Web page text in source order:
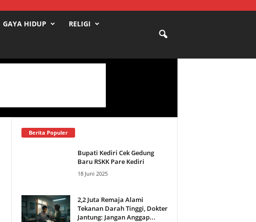
GAYA HIDUP RELIGI
Berita Populer
Bupati Kediri Cek Gedung
Baru RSKK Pare Kediri
18 Juni 2025
2,2 Juta Remaja Alami
Tekanan Darah Tinggi, Dokter
Jantung: Jangan Anggap...